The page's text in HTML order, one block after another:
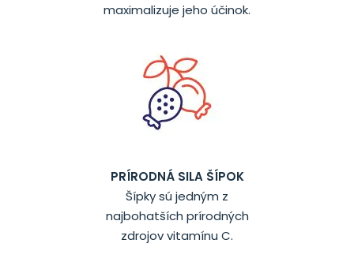
maximalizuje jeho účinok.
PRÍRODNÁ SILA ŠÍPOK
Šípky sú jedným z
najbohatších prírodných
zdrojov vitamínu C.